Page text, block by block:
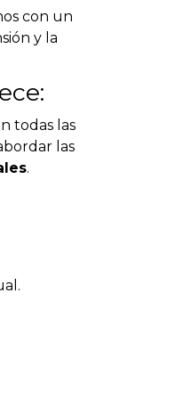
con un
y la
todas las
las
.